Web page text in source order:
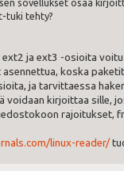
sovellukset osaa
tuki tehty?
ext2 ja ext3 -osioita
asennettua, koska
ja tarvittaessa
voidaan kirjoittaa sille,
rajoitukset,
linux-reader/